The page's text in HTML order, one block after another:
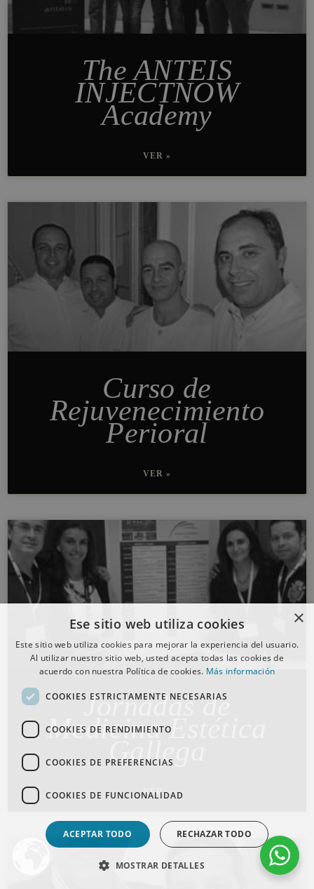
The ANTEIS
INJECTNOW
Academy
VER »
Curso de
Rejuvenecimiento
Perioral
VER »
Jornadas de
Medicina Estética
Gallega
VER »
×
Ese sitio web utiliza cookies
Este sitio web utiliza cookies para mejorar la experiencia del usuario.
Al utilizar nuestro sitio web, usted acepta todas las cookies de
acuerdo con nuestra Política de cookies. Más información
COOKIES ESTRICTAMENTE NECESARIAS
COOKIES DE RENDIMIENTO
COOKIES DE PREFERENCIAS
COOKIES DE FUNCIONALIDAD
ACEPTAR TODO RECHAZAR TODO
MOSTRAR DETALLES